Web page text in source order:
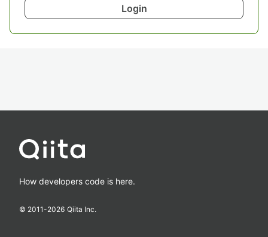
Login
How developers code is here.
© 2011-2026 Qiita Inc.